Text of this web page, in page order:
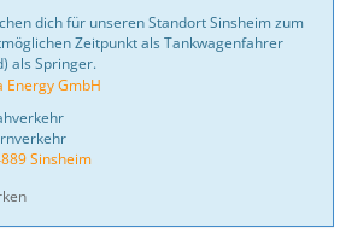
dich für unseren Standort Sinsheim zum
Zeitpunkt als Tankwagenfahrer
als Springer.
Energy GmbH
Sinsheim